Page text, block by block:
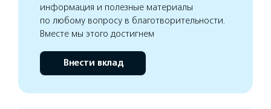
информация и полезные материалы
по любому вопросу в благотворительности.
Вместе мы этого достигнем
Внести вклад